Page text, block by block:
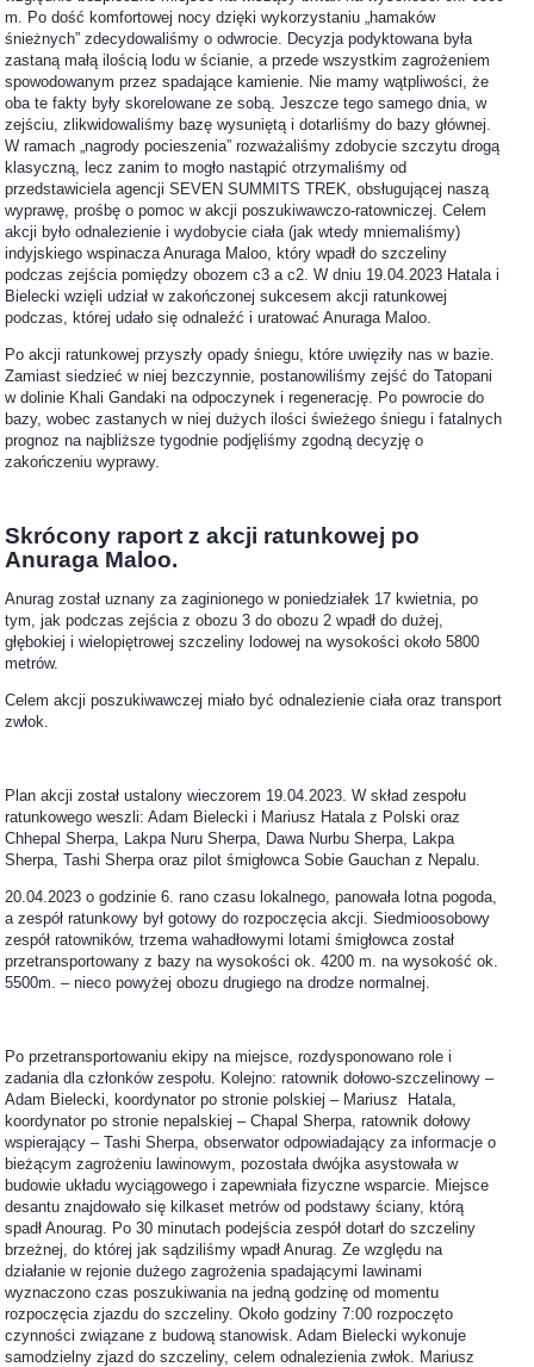
m. Po dość komfortowej nocy dzięki wykorzystaniu „hamaków
śnieżnych” zdecydowaliśmy o odwrocie. Decyzja podyktowana była
zastaną małą ilością lodu w ścianie, a przede wszystkim zagrożeniem
spowodowanym przez spadające kamienie. Nie mamy wątpliwości, że
oba te fakty były skorelowane ze sobą. Jeszcze tego samego dnia, w
zejściu, zlikwidowaliśmy bazę wysuniętą i dotarliśmy do bazy głównej.
W ramach „nagrody pocieszenia” rozważaliśmy zdobycie szczytu drogą
klasyczną, lecz zanim to mogło nastąpić otrzymaliśmy od
przedstawiciela agencji SEVEN SUMMITS TREK, obsługującej naszą
wyprawę, prośbę o pomoc w akcji poszukiwawczo-ratowniczej. Celem
akcji było odnalezienie i wydobycie ciała (jak wtedy mniemaliśmy)
indyjskiego wspinacza Anuraga Maloo, który wpadł do szczeliny
podczas zejścia pomiędzy obozem c3 a c2. W dniu 19.04.2023 Hatala i
Bielecki wzięli udział w zakończonej sukcesem akcji ratunkowej
podczas, której udało się odnaleźć i uratować Anuraga Maloo.
Po akcji ratunkowej przyszły opady śniegu, które uwięziły nas w bazie.
Zamiast siedzieć w niej bezczynnie, postanowiliśmy zejść do Tatopani
w dolinie Khali Gandaki na odpoczynek i regenerację. Po powrocie do
bazy, wobec zastanych w niej dużych ilości świeżego śniegu i fatalnych
prognoz na najbliższe tygodnie podjęliśmy zgodną decyzję o
zakończeniu wyprawy.
Skrócony raport z akcji ratunkowej po
Anuraga Maloo.
Anurag został uznany za zaginionego w poniedziałek 17 kwietnia, po
tym, jak podczas zejścia z obozu 3 do obozu 2 wpadł do dużej,
głębokiej i wielopiętrowej szczeliny lodowej na wysokości około 5800
metrów.
Celem akcji poszukiwawczej miało być odnalezienie ciała oraz transport
zwłok.
Plan akcji został ustalony wieczorem 19.04.2023. W skład zespołu
ratunkowego weszli: Adam Bielecki i Mariusz Hatala z Polski oraz
Chhepal Sherpa, Lakpa Nuru Sherpa, Dawa Nurbu Sherpa, Lakpa
Sherpa, Tashi Sherpa oraz pilot śmigłowca Sobie Gauchan z Nepalu.
20.04.2023 o godzinie 6. rano czasu lokalnego, panowała lotna pogoda,
a zespół ratunkowy był gotowy do rozpoczęcia akcji. Siedmioosobowy
zespół ratowników, trzema wahadłowymi lotami śmigłowca został
przetransportowany z bazy na wysokości ok. 4200 m. na wysokość ok.
5500m. – nieco powyżej obozu drugiego na drodze normalnej.
Po przetransportowaniu ekipy na miejsce, rozdysponowano role i
zadania dla członków zespołu. Kolejno: ratownik dołowo-szczelinowy –
Adam Bielecki, koordynator po stronie polskiej – Mariusz Hatala,
koordynator po stronie nepalskiej – Chapal Sherpa, ratownik dołowy
wspierający – Tashi Sherpa, obserwator odpowiadający za informacje o
bieżącym zagrożeniu lawinowym, pozostała dwójka asystowała w
budowie układu wyciągowego i zapewniała fizyczne wsparcie. Miejsce
desantu znajdowało się kilkaset metrów od podstawy ściany, którą
spadł Anourag. Po 30 minutach podejścia zespół dotarł do szczeliny
brzeżnej, do której jak sądziliśmy wpadł Anurag. Ze względu na
działanie w rejonie dużego zagrożenia spadającymi lawinami
wyznaczono czas poszukiwania na jedną godzinę od momentu
rozpoczęcia zjazdu do szczeliny. Około godziny 7:00 rozpoczęto
czynności związane z budową stanowisk. Adam Bielecki wykonuje
samodzielny zjazd do szczeliny, celem odnalezienia zwłok. Mariusz